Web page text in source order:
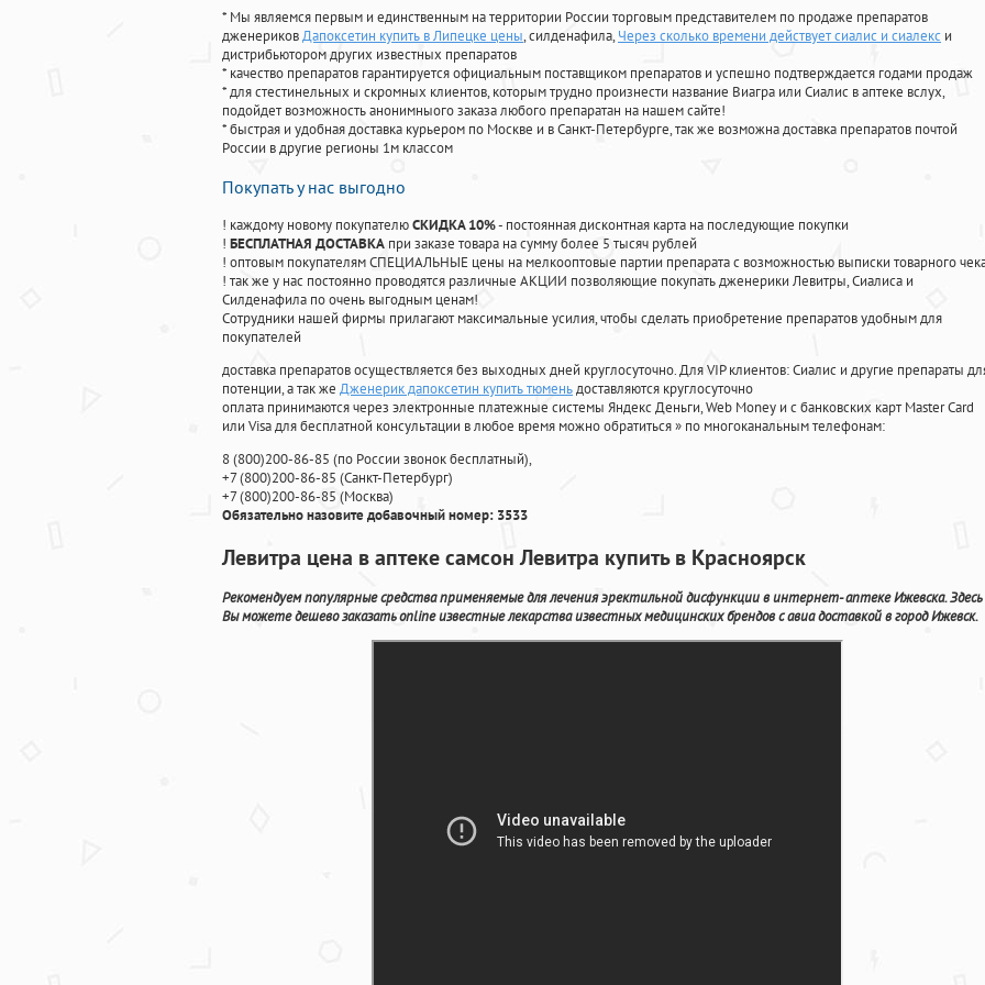
* Мы являемся первым и единственным на территории России торговым представителем по продаже препаратов
дженериковДапоксетин купить в Липецке цены, силденафила, Через сколько времени действует сиалис и сиалекс и
дистрибьютором других известных препаратов
* качество препаратов гарантируется официальным поставщиком препаратов и успешно подтверждается годами продаж
* для стестинельных и скромных клиентов, которым трудно произнести название Виагра или Сиалис в аптеке вслух,
подойдет возможность анонимныого заказа любого препаратан на нашем сайте!
* быстрая и удобная доставка курьером по Москве и в Санкт-Петербурге, так же возможна доставка препаратов почтой
России в другие регионы 1м классом
Покупать у нас выгодно
! каждому новому покупателюСКИДКА 10%- постоянная дисконтная карта на последующие покупки
! БЕСПЛАТНАЯ ДОСТАВКА при заказе товара на сумму более 5 тысяч рублей
! оптовым покупателям СПЕЦИАЛЬНЫЕ цены на мелкооптовые партии препарата с возможностью выписки товарного
! так же у нас постоянно проводятся различные АКЦИИ позволяющие покупать дженерики Левитры, Сиалиса и
Силденафила по очень выгодным ценам!
Cотрудники нашей фирмы прилагают максимальные усилия, чтобы сделать приобретение препаратов удобным для
покупателей
доставка препаратов осуществляется без выходных дней круглосуточно. Для VIP клиентов: Сиалис и другие препараты
потенции, а так же Дженерик дапоксетин купить тюменьдоставляются круглосуточно
оплата принимаются через электронные платежные системы Яндекс Деньги, Web Money и с банковских карт Master Card
или Visa для бесплатной консультации в любое время можно обратиться» по многоканальным телефонам:
8(800)200-86-85 (по России звонок бесплатный),
+7(800)200-86-85 (Санкт-Петербург)
+7(800)200-86-85 (Москва)
Обязательно назовите добавочный номер: 3533
Левитра цена в аптеке самсон Левитра купить в Красноярск
Рекомендуем популярные средства применяемые для лечения эректильной дисфункции в интернет- аптеке Ижевска. Здесь
Вы можете дешево заказать online известные лекарства известных медицинских брендов с авиа доставкой в город Ижевск.